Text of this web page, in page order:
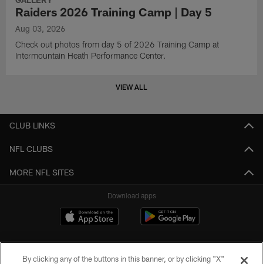
Raiders 2026 Training Camp | Day 5
Aug 03, 2026
Check out photos from day 5 of 2026 Training Camp at
Intermountain Heath Performance Center.
VIEW ALL
CLUB LINKS
NFL CLUBS
MORE NFL SITES
Download apps
By clicking any of the buttons in this banner, or by clicking "X"